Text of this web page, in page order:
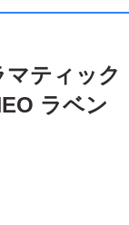
ティック
ラベン